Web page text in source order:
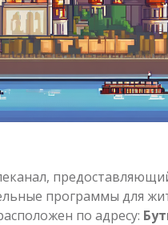
программы для
по адресу: